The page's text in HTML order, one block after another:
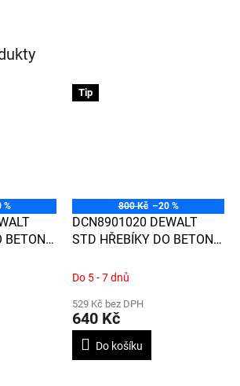
%
BETONU
Tip
800 Kč –20 %
DCN8901020 DEWALT
STD HŘEBÍKY DO BETONU
PÁSKU DO
1 005KS/BAL.
Do 5 - 7 dnů
529 Kč bez DPH
640 Kč
Do košíku